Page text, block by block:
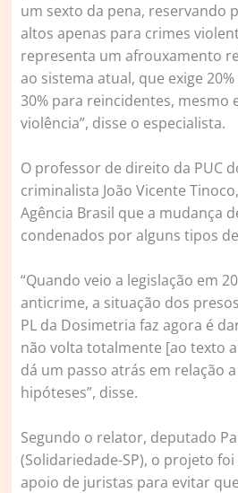
um sexto da pena, reservando
altos apenas para crimes
representa um afrouxamento
ao sistema atual, que exige
30% para reincidentes, mesmo
violência”, disse o especialista.
O professor de direito da PUC
criminalista João Vicente
Agência Brasil que a mudança
condenados por alguns tipos
“Quando veio a legislação em
anticrime, a situação dos
PL da Dosimetria faz agora é
não volta totalmente [ao texto
dá um passo atrás em relação
hipóteses”, disse.
Segundo o relator, deputado
(Solidariedade-SP), o projeto
apoio de juristas para evitar